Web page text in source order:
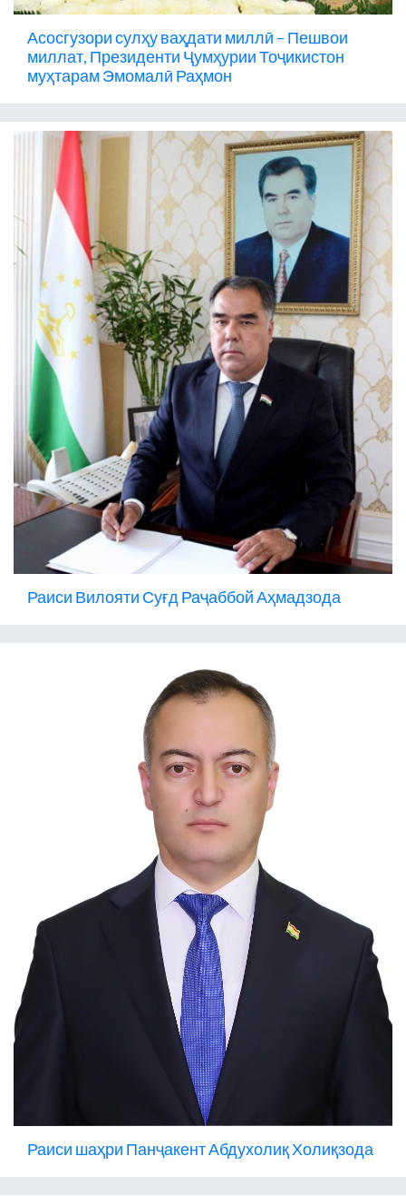
Асосгузори сулҳу ваҳдати миллӣ – Пешвои
миллат, Президенти Ҷумҳурии Тоҷикистон
муҳтарам Эмомалӣ Раҳмон
Раиси Вилояти Суғд Раҷаббой Аҳмадзода
Раиси шаҳри Панҷакент Абдухолиқ Холиқзода